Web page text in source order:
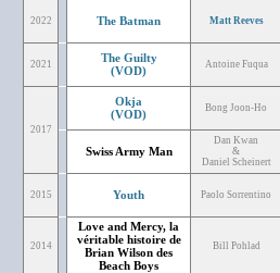
2022 The Batman Matt Reeves
2021
The Guilty
(VOD)
Antoine Fuqua
2017
Okja
(VOD)
Bong Joon-Ho
Swiss Army Man
Dan Kwan
&
Daniel Scheinert
2015 Youth Paolo Sorrentino
2014
Love and Mercy, la
véritable histoire de
Brian Wilson des
Beach Boys
Bill Pohlad